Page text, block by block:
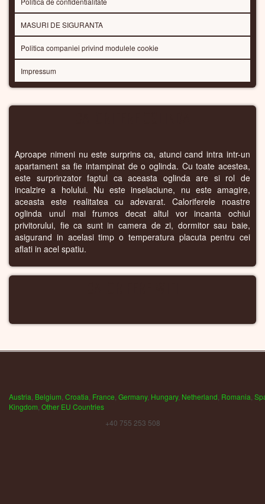
MASURI DE SIGURANTA
Politica companiei privind modulele cookie
Impressum
Aproape nimeni nu este surprins ca, atunci cand intra intr-un
apartament sa fie intampinat de o oglinda. Cu toate acestea,
este surprinzator faptul ca aceasta oglinda are si rol de
incalzire a holului. Nu este inselaciune, nu este amagire,
aceasta este realitatea cu adevarat. Caloriferele noastre
oglinda unul mai frumos decat altul vor incanta ochiul
privitorului, fie ca sunt in camera de zi, dormitor sau baie,
asigurand in acelasi timp o temperatura placuta pentru cei
aflati in acel spatiu.
Austria Belgium Croatia France Germany, Hungary, Netherland Romania
Kingdom Other EU Countries
+40 755 253 508